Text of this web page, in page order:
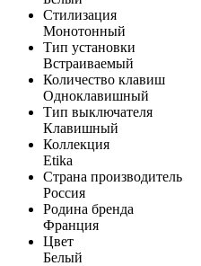
Стилизация
Монотонный
Тип установки
Встраиваемый
Количество клавиш
Одноклавишный
Тип выключателя
Клавишный
Коллекция
Etika
Страна производитель
Россия
Родина бренда
Франция
Цвет
Белый